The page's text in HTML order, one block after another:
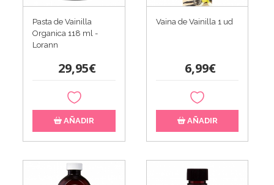
Pasta de Vainilla
Organica 118 ml -
Lorann
29,95€
AÑADIR
Vaina de Vainilla 1 ud
6,99€
AÑADIR